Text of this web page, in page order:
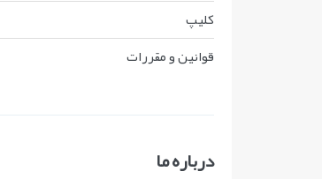
کليپ
قوانين و مقررات
درباره ما